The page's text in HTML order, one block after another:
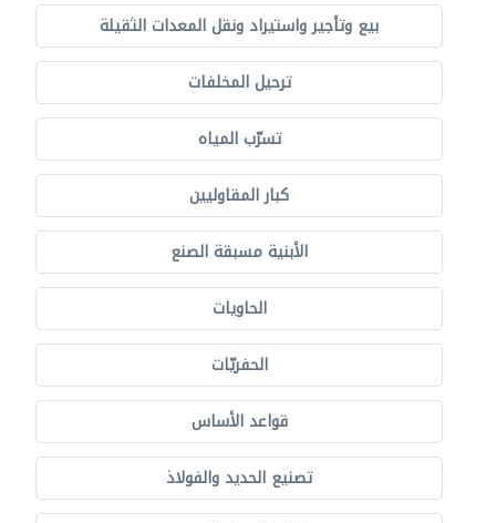
بيع وتأجير واستيراد ونقل المعدات الثقيلة
ترحيل المخلفات
تسرّب المياه
كبار المقاوليين
الأبنية مسبقة الصنع
الحاويات
الحفريّات
قواعد الأساس
تصنيع الحديد والفولاذ